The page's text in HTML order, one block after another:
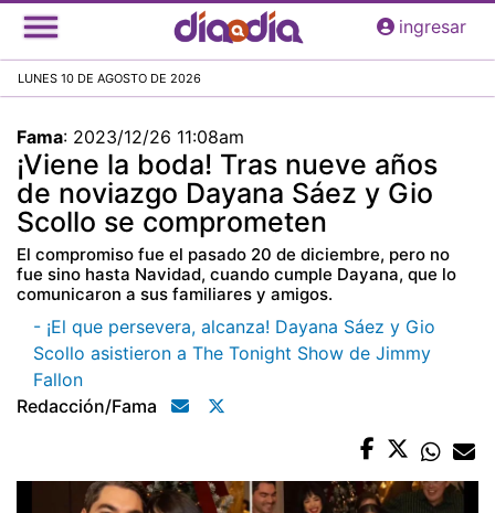
Pasar
al
principal
ingresar
LUNES 10 DE AGOSTO DE 2026
Fama: 2023/12/26 11:08am
¡Viene la boda! Tras nueve años
de noviazgo Dayana Sáez y Gio
Scollo se comprometen
El compromiso fue el pasado 20 de diciembre, pero no
fue sino hasta Navidad, cuando cumple Dayana, que lo
comunicaron a sus familiares y amigos.
- ¡El que persevera, alcanza! Dayana Sáez y Gio
Scollo asistieron a The Tonight Show de Jimmy
Fallon
Redacción/fama